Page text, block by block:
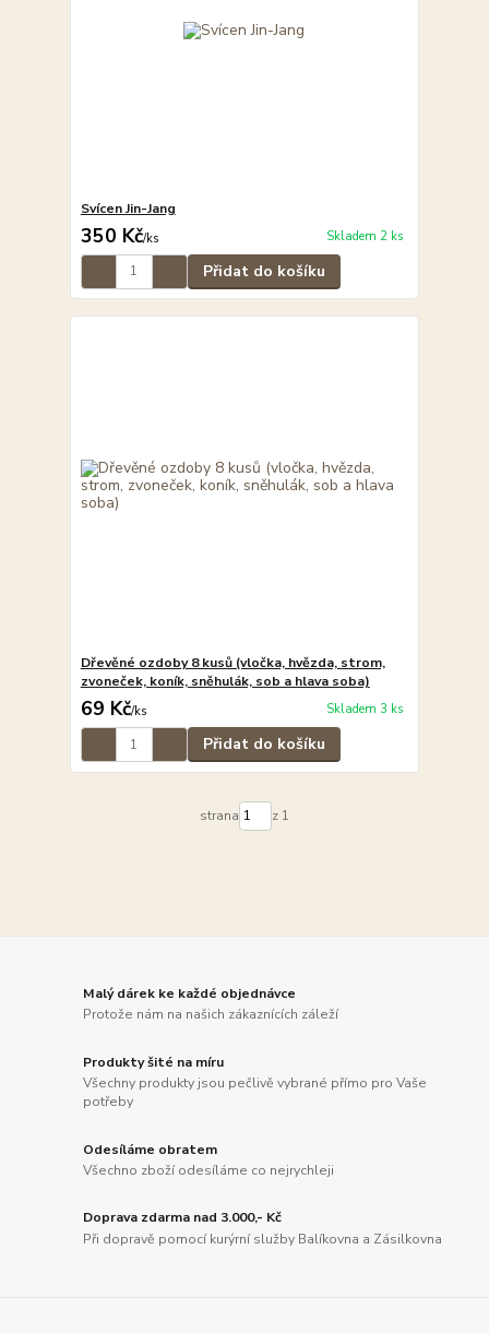
Svícen Jin-Jang
350 Kč/ks Skladem 2 ks
Přidat do košíku
Dřevěné ozdoby 8 kusů (vločka, hvězda, strom,
zvoneček, koník, sněhulák, sob a hlava soba)
69 Kč/ks Skladem 3 ks
Přidat do košíku
strana z 1
Malý dárek ke každé objednávce
Protože nám na našich zákaznících záleží
Produkty šité na míru
Všechny produkty jsou pečlivě vybrané přímo pro Vaše
potřeby
Odesíláme obratem
Všechno zboží odesíláme co nejrychleji
Doprava zdarma nad 3.000,- Kč
Při dopravě pomocí kurýrní služby Balíkovna a Zásilkovna